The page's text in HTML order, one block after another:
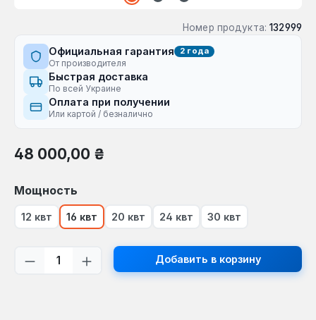
Номер продукта: 132999
Официальная гарантия 2 года
От производителя
Быстрая доставка
По всей Украине
Оплата при получении
Или картой / безналично
Обычная цена:
48 000,00 ₴
Выберите
Мощность
12 квт 16 квт 20 квт 24 квт 30 квт
Количество продукта: введите
Добавить в корзину